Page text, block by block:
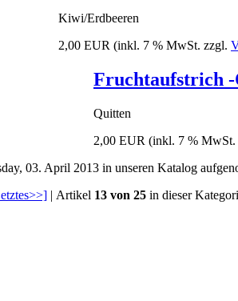
Kiwi/Erdbeeren
2,00 EUR (inkl. 7 % MwSt. zzgl.
Fruchtaufstrich
Quitten
2,00 EUR (inkl. 7 % MwSt.
03. April 2013 in unseren Katalog
| Artikel 13 von 25 in dieser